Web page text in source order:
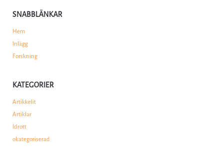
SNABBLÄNKAR
Hem
Inlägg
Forskning
KATEGORIER
Artikkelit
Artiklar
Idrott
okategoriserad